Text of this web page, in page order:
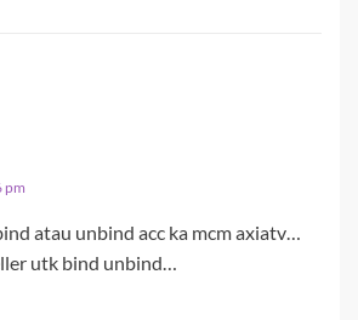
pm
atau unbind acc ka mcm axiatv…
utk bind unbind…